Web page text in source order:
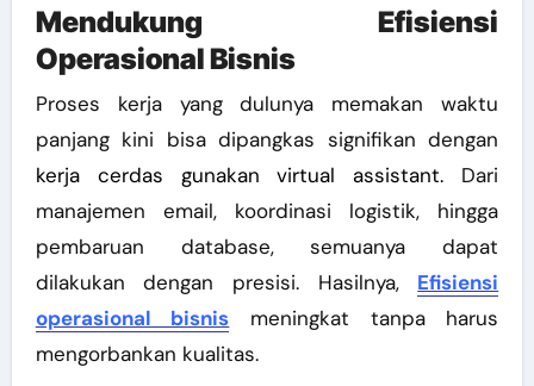
Mendukung Efisiensi
Operasional Bisnis
Proses kerja yang dulunya memakan waktu
panjang kini bisa dipangkas signifikan dengan
kerja cerdas gunakan virtual assistant. Dari
manajemen email, koordinasi logistik, hingga
pembaruan database, semuanya dapat
dilakukan dengan presisi. Hasilnya, Efisiensi
operasional bisnis meningkat tanpa harus
mengorbankan kualitas.